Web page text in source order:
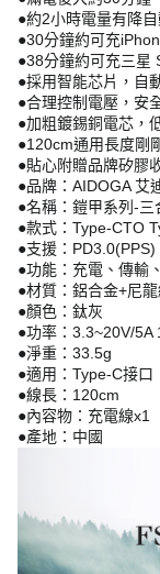
●約2小時電量有降
●30分鐘約可充
●38分鐘約可充三星
●採用智能芯片，自
●合理控制電壓，安
●加粗鍍錫銅電芯，
●120cm通用長度剛
●貼心附贈品牌矽膠
●品牌：AIDOGA 艾
●名稱：鎧甲系列-三
●款式：Type-CTO
●支援：
●功能：充電、傳輸
●材質：鋁合金+尼
●顏色：鈦灰
●功率：3.3~20V/5A
●淨重：33.5g
●適用：Type-C接口
●線長：120cm
●內容物：充電線x1
●產地：中國